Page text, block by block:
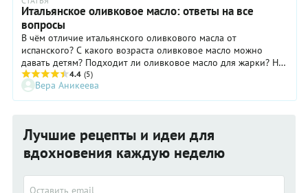
Итальянское оливковое масло: ответы на все
вопросы
В чём отличие итальянского оливкового масла от
испанского? С какого возраста оливковое масло можно
давать детям? Подходит ли оливковое масло для жарки? На
эти вопросы нам ответили специалисты из Италии —
представители итальянской организации, занимающейся
вопросами производства оливкового масла extra virgin, —
Мелони и Дзефферино Монини — вице-президент
консорциума и президент компании Monini. Они собрались
в Кулинарной студии Гастронома и провели круглый стол
«Оливковое масло — красота и здоровье». И вот что мы
узнали об итальянском оливковом масле.
4.4 (5)
Вера Аникеева
Лучшие рецепты и идеи для
вдохновения каждую неделю